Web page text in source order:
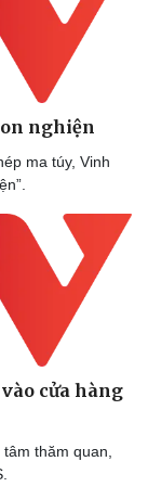
nghiện
ma túy, Vinh
cửa hàng
thăm quan,